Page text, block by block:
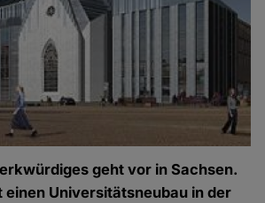
geht vor in Sachsen.
einen Universitätsneubau in der